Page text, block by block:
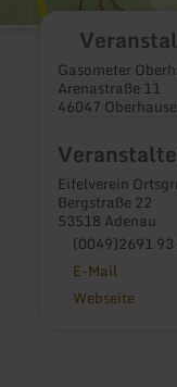
Gasometer
Arenastraße 11
46047
Eifelverein
Bergstraße 22
53518 Adenau
(0049)2691
E-Mail
Webseite